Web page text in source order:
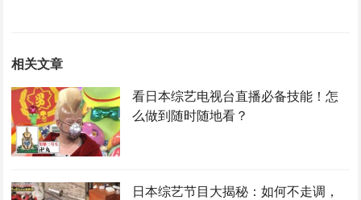
相关文章
看日本综艺电视台直播必备技能！怎
么做到随时随地看？
日本综艺节目大揭秘：如何不走调，